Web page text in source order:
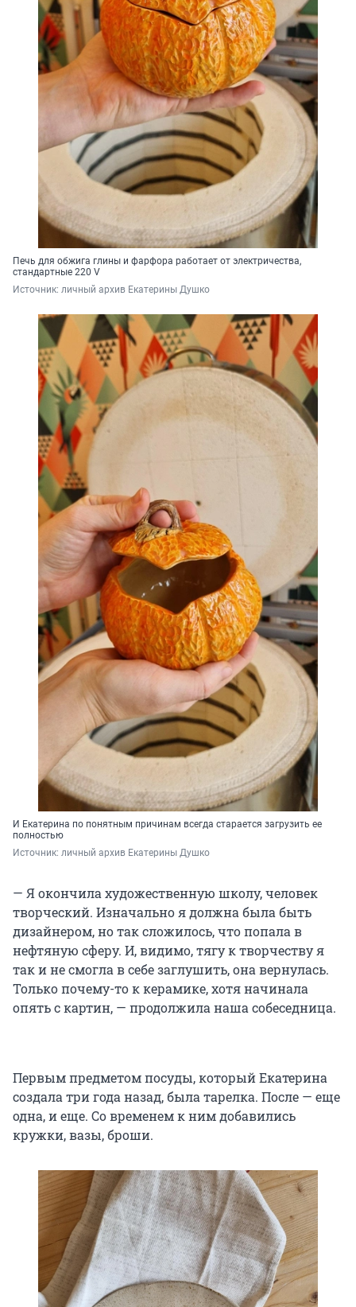
Печь для обжига глины и фарфора работает от электричества,
стандартные 220 V
Источник: личный архив Екатерины Душко
И Екатерина по понятным причинам всегда старается загрузить ее
полностью
Источник: личный архив Екатерины Душко
— Я окончила художественную школу, человек
творческий. Изначально я должна была быть
дизайнером, но так сложилось, что попала в
нефтяную сферу. И, видимо, тягу к творчеству я
так и не смогла в себе заглушить, она вернулась.
Только почему-то к керамике, хотя начинала
опять с картин, — продолжила наша собеседница.
Первым предметом посуды, который Екатерина
создала три года назад, была тарелка. После — еще
одна, и еще. Со временем к ним добавились
кружки, вазы, броши.